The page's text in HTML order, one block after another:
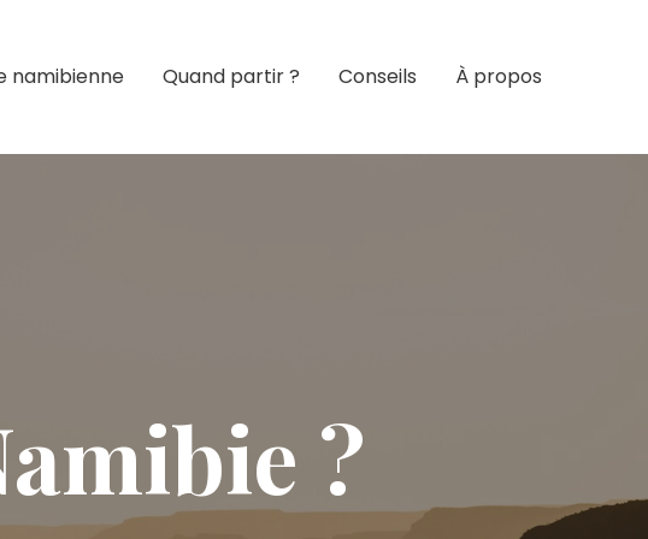
namibienne Quand partir ? Conseils À propos
?